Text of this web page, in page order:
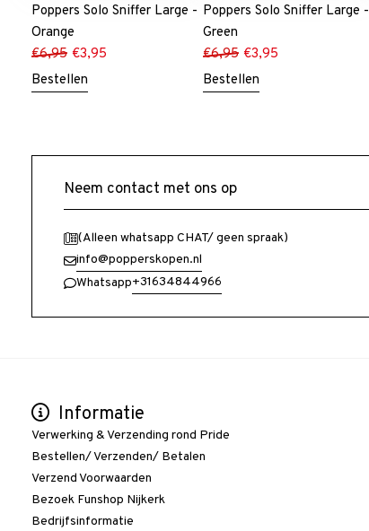
Poppers Solo Sniffer Large -
Orange
€6,95 €3,95
Bestellen
Poppers Solo Sniffer Large -
Green
€6,95 €3,95
Bestellen
Neem contact met ons op
(Alleen whatsapp CHAT/ geen spraak)
info@popperskopen.nl
Whatsapp+31634844966
Informatie
Verwerking & Verzending rond Pride
Bestellen/ Verzenden/ Betalen
Verzend Voorwaarden
Bezoek Funshop Nijkerk
Bedrijfsinformatie